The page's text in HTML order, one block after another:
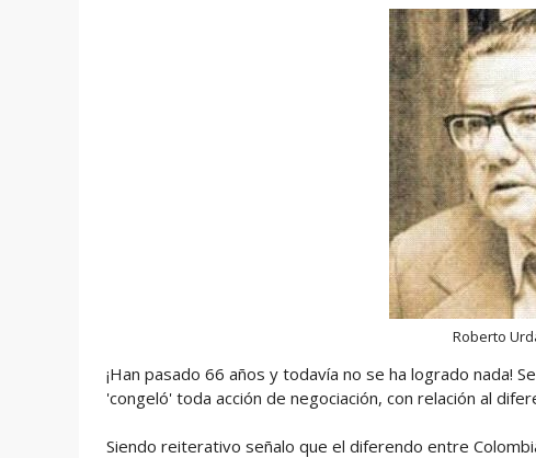
Roberto
¡Han pasado 66 años y todavía no se ha logrado nada!
'congeló' toda acción de negociación, con relación al
Siendo reiterativo señalo que el diferendo entre